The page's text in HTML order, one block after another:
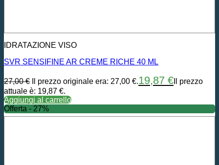
IDRATAZIONE VISO
SVR SENSIFINE AR CREME RICHE 40 ML
27,00€ Il prezzo originale era: 27,00 €.19,87 € Il prezzo
attuale è: 19,87 €.
Aggiungi al carrello
Offerta - 27%